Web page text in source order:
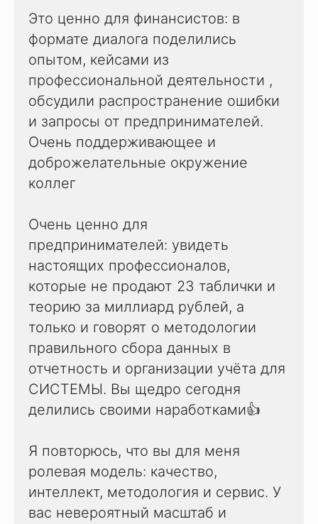
Это ценно для финансистов: в
формате диалога поделились
опытом, кейсами из
профессиональной деятельности ,
обсудили распространение ошибки
и запросы от предпринимателей.
Очень поддерживающее и
доброжелательные окружение
коллег
Очень ценно для
предпринимателей: увидеть
настоящих профессионалов,
которые не продают 23 таблички и
теорию за миллиард рублей, а
только и говорят о методологии
правильного сбора данных в
отчетность и организации учёта для
СИСТЕМЫ. Вы щедро сегодня
делились своими наработками👍
Я повторюсь, что вы для меня
ролевая модель: качество,
интеллект, методология и сервис. У
вас невероятный масштаб и